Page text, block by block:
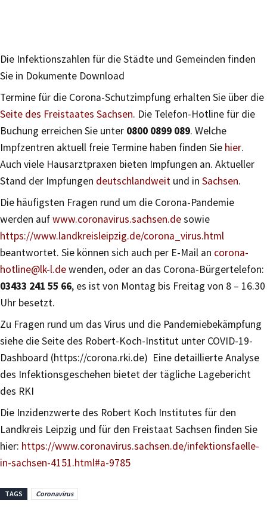
Die Infektionszahlen für die Städte und Gemeinden finden
Sie in Dokumente Download
Termine für die Corona-Schutzimpfung erhalten Sie über die
Seite des Freistaates Sachsen. Die Telefon-Hotline für die
Buchung erreichen Sie unter 0800 0899 089. Welche
Impfzentren aktuell freie Termine haben finden Sie hier.
Auch viele Hausarztpraxen bieten Impfungen an. Aktueller
Stand der Impfungen deutschlandweit und in Sachsen.
Die häufigsten Fragen rund um die Corona-Pandemie
werden aufwww.coronavirus.sachsen.desowie
https://www.landkreisleipzig.de/corona_virus.html
beantwortet. Sie können sich auch per E-Mail an corona-
hotline@lk-l.dewenden, oder an das Corona-Bürgertelefon:
03433 241 55 66, es ist von Montag bis Freitag von 8 – 16.30
Uhr besetzt.
Zu Fragen rund um das Virus und die Pandemiebekämpfung
siehe die Seite des Robert-Koch-Institut unter COVID-19-
Dashboard (https://corona.rki.de) Eine detaillierte Analyse
des Infektionsgeschehen bietet der tägliche Lagebericht
des RKI
Die Inzidenzwerte des Robert Koch Institutes für den
Landkreis Leipzig und für den Freistaat Sachsen finden Sie
hier: https://www.coronavirus.sachsen.de/infektionsfaelle-
in-sachsen-4151.html#a-9785
TAGS Coronavirus